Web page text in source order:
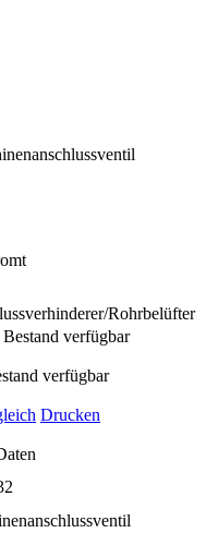
Rohrbelüfter
verfügbar
verfügbar
Drucken